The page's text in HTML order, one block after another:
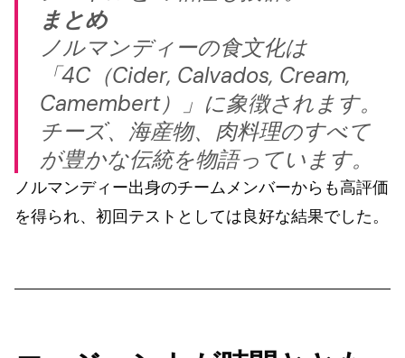
まとめ
ノルマンディーの食文化は
「4C（Cider, Calvados, Cream,
Camembert）」に象徴されます。
チーズ、海産物、肉料理のすべて
が豊かな伝統を物語っています。
ノルマンディー出身のチームメンバーからも高評価
を得られ、初回テストとしては良好な結果でした。